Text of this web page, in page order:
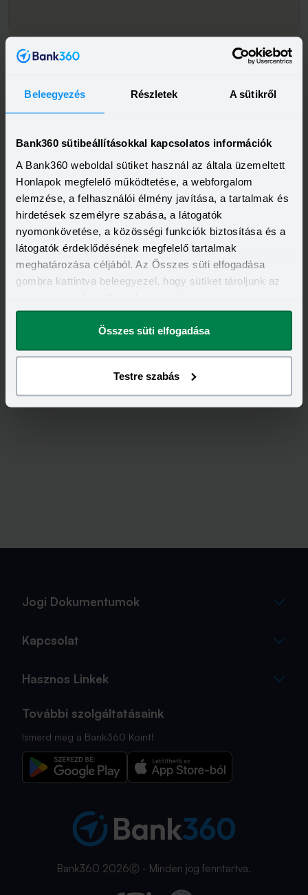
Beleegyezés Részletek A sütikről
Bank360 sütibeállításokkal kapcsolatos információk
A Bank360 weboldal sütiket használ az általa üzemeltett
Honlapok megfelelő működtetése, a webforgalom
elemzése, a felhasználói élmény javítása, a tartalmak és
hirdetések személyre szabása, a látogatók
nyomonkövetése, a közösségi funkciók biztosítása és a
látogatók érdeklődésének megfelelő tartalmak
meghatározása céljából. Az Összes süti elfogadása
gombra kattintva beleegyezel, hogy sütiket tároljunk az
megváltoztathatod.
Összes süti elfogadása
Testre szabás
Értékeldaz UNIQA-ot!
Jogi Dokumentumok
Kapcsolat
Hasznos Linkek
További szolgáltatásaink
Ismerd meg a Bank360 Koint!
Bank360 2026Ⓒ - Minden jog fenntartva.